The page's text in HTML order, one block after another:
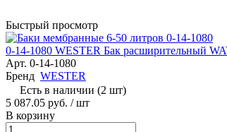
Быстрый просмотр
0-14-1080 WESTER Бак расширительный
Арт. 0-14-1080
Бренд WESTER
Есть в наличии (2 шт)
5 087.05 руб. / шт
В корзину